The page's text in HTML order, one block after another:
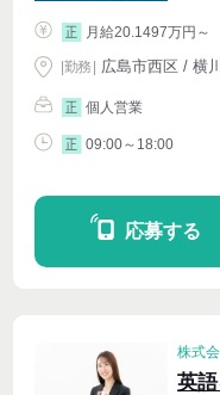
正 月給20.1497万円～
|勤務 広島市西区 / 横
正 個人営業
正 09:00～18:00
応募する
株式
英